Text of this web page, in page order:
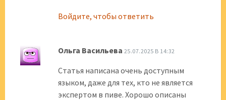
Войдите, чтобы ответить
Ольга Васильева 25.07.2025 В 14:32
Статья написана очень доступным
языком, даже для тех, кто не является
экспертом в пиве. Хорошо описаны